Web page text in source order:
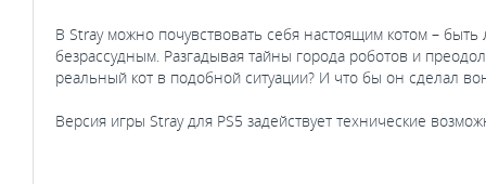
В Stray можно почувствовать себя настоящим котом –
безрассудным. Разгадывая тайны города роботов и
реальный кот в подобной ситуации? И что бы он сделал
Версия игры Stray для PS5 задействует технические